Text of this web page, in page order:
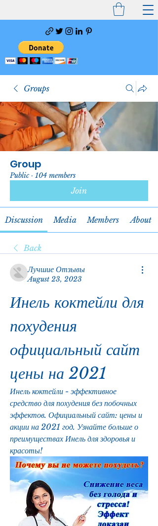
Groups
Group
Public · 104 members
Join
Discussion Media Members About
Back
Лучшие Отзывы
August 23, 2023
Инель коктейли для
похудения
официальный сайт
цены на 2021
Инель коктейли - эффективное
средство для похудения без побочных
эффектов. Официальный сайт: цены и
акции на 2021 год. Узнайте больше о
преимуществах Инель для здоровья и
красоты!